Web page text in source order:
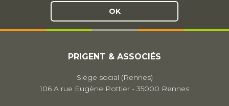
OK
PRIGENT & ASSOCIÉS
Siège social (Rennes)
106 A rue Eugène Pottier - 35000 Rennes